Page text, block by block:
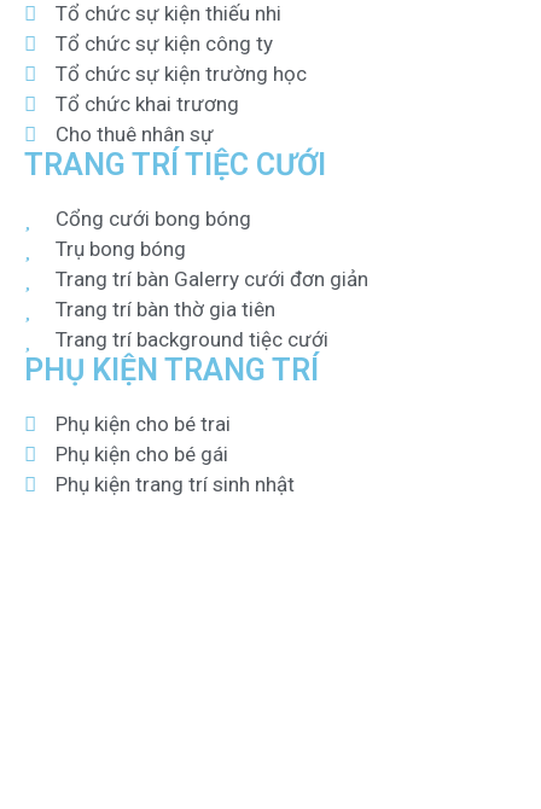
Tổ chức sự kiện thiếu nhi
Tổ chức sự kiện công ty
Tổ chức sự kiện trường học
Tổ chức khai trương
Cho thuê nhân sự
TRANG TRÍ TIỆC CƯỚI
Cổng cưới bong bóng
Trụ bong bóng
Trang trí bàn Galerry cưới đơn giản
Trang trí bàn thờ gia tiên
Trang trí background tiệc cưới
PHỤ KIỆN TRANG TRÍ
Phụ kiện cho bé trai
Phụ kiện cho bé gái
Phụ kiện trang trí sinh nhật